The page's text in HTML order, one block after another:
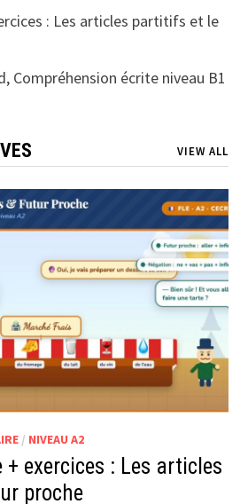
: Les articles partitifs et le
Compréhension écrite niveau B1
VIEW ALL
/ NIVEAU A2
exercices : Les articles
proche